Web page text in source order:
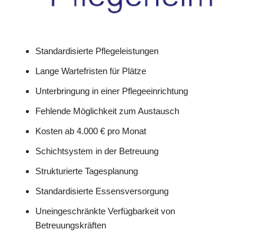
Standardisierte Pflegeleistungen
Lange Wartefristen für Plätze
Unterbringung in einer Pflegeeinrichtung
Fehlende Möglichkeit zum Austausch
Kosten ab 4.000 € pro Monat
Schichtsystem in der Betreuung
Strukturierte Tagesplanung
Standardisierte Essensversorgung
Uneingeschränkte Verfügbarkeit von
Betreuungskräften